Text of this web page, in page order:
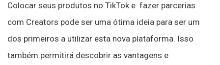
Colocar seus produtos no TikTok e fazer parcerias
com Creators pode ser uma ótima ideia para ser um
dos primeiros a utilizar esta nova plataforma. Isso
também permitirá descobrir as vantagens e